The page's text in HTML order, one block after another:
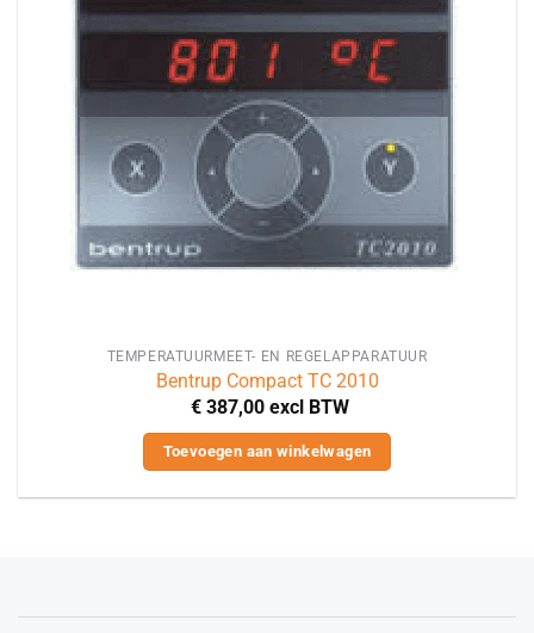
TEMPERATUURMEET- EN REGELAPPARATUUR
Bentrup Compact TC 2010
€387,00 excl BTW
Toevoegen aan winkelwagen